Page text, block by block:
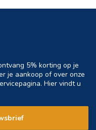
5% korting op je
je aankoop of over onze
Hier vindt u